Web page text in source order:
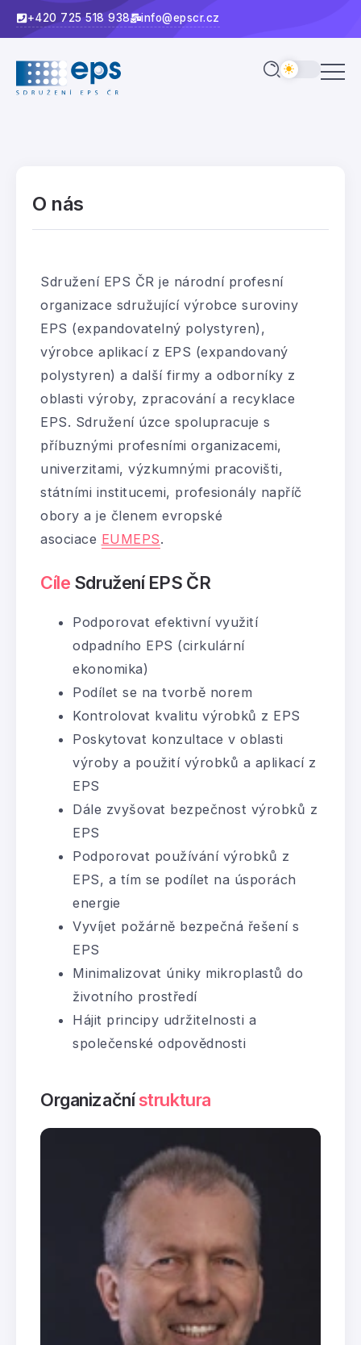
+420 725 518 938 info@epscr.cz
O nás
Sdružení EPS ČR je národní profesní
organizace sdružující výrobce suroviny
EPS (expandovatelný polystyren),
výrobce aplikací z EPS (expandovaný
polystyren) a další firmy a odborníky z
oblasti výroby, zpracování a recyklace
EPS. Sdružení úzce spolupracuje s
příbuznými profesními organizacemi,
univerzitami, výzkumnými pracovišti,
státními institucemi, profesionály napříč
obory a je členem evropské
asociace EUMEPS.
Cíle Sdružení EPS ČR
Podporovat efektivní využití
odpadního EPS (cirkulární
ekonomika)
Podílet se na tvorbě norem
Kontrolovat kvalitu výrobků z EPS
Poskytovat konzultace v oblasti
výroby a použití výrobků a aplikací z
EPS
Dále zvyšovat bezpečnost výrobků z
EPS
Podporovat používání výrobků z
EPS, a tím se podílet na úsporách
energie
Vyvíjet požárně bezpečná řešení s
EPS
Minimalizovat úniky mikroplastů do
životního prostředí
Hájit principy udržitelnosti a
společenské odpovědnosti
Organizační struktura